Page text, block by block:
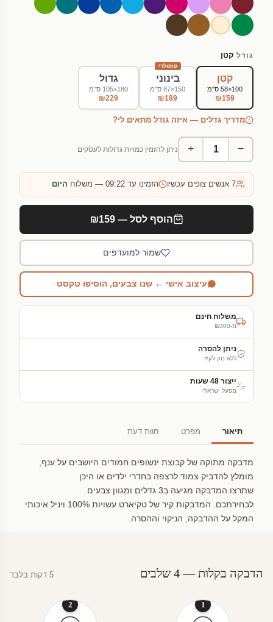
גודל קטן
קטן
100×58 ס"מ
₪159
פופולרי
בינוני
150×87 ס"מ
₪189
גדול
180×105 ס"מ
₪229
מדריך גדלים — איזה גודל מתאים לי?
−
+ ניתן להזמין כמויות גדולות לעסקים
7 אנשים צופים עכשיו הזמינו עד 09:22 — משלוח היום
הוסף לסל — ₪159
שמור למועדפים
עיצוב אישי ← שנו צבעים, הוסיפו טקסט
משלוח חינם
מ-₪300
ניתן להסרה
ללא נזק לקיר
ייצור 48 שעות
מפעל ישראלי
תיאור מפרט חוות דעת
מדבקה מתוקה של קבוצת ינשופים חמודים היושבים על ענף,
מומלץ להדביק צמוד לרצפה בחדרי ילדים או היכן
שתרצו.המדבקה מגיעה ב3 גדלים ומגוון צבעים
לבחירתכם. המדבקות קיר של טקיארט עשויות 100% ויניל איכותי
המקל על ההדבקה, הניקוי וההסרה.
הדבקה בקלות — 4 שלבים 5 דקות בלבד
1
2